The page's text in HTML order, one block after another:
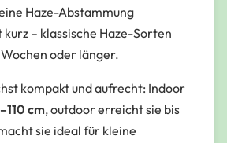
Haze-Abstammung
– klassische Haze-Sorten
oder länger.
kompakt und aufrecht: Indoor
cm, outdoor erreicht sie bis
sie ideal für kleine